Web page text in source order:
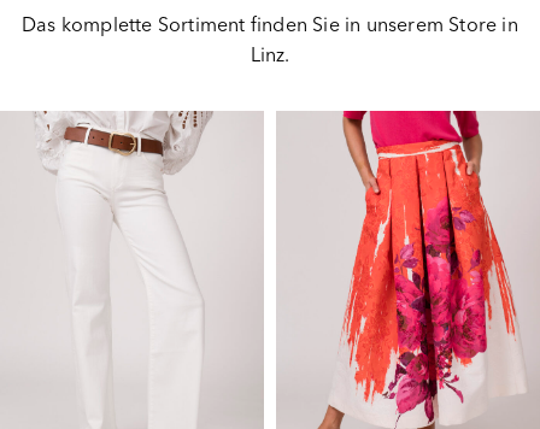
Das komplette Sortiment finden Sie in unserem Store in
Linz.